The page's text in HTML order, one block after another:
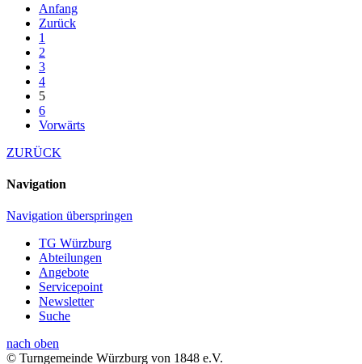
Anfang
Zurück
1
2
3
4
5
6
Vorwärts
ZURÜCK
Navigation
Navigation überspringen
TG Würzburg
Abteilungen
Angebote
Servicepoint
Newsletter
Suche
nach oben
© Turngemeinde Würzburg von 1848 e.V.